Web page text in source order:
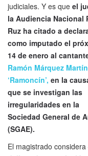
judiciales. Y es que el
la Audiencia Nacional
Ruz ha citado a
como imputado el
14 de enero al
Ramón Márquez
‘Ramoncín’, en la
que se investigan las
irregularidades en la
Sociedad General de
(SGAE).
El magistrado considera